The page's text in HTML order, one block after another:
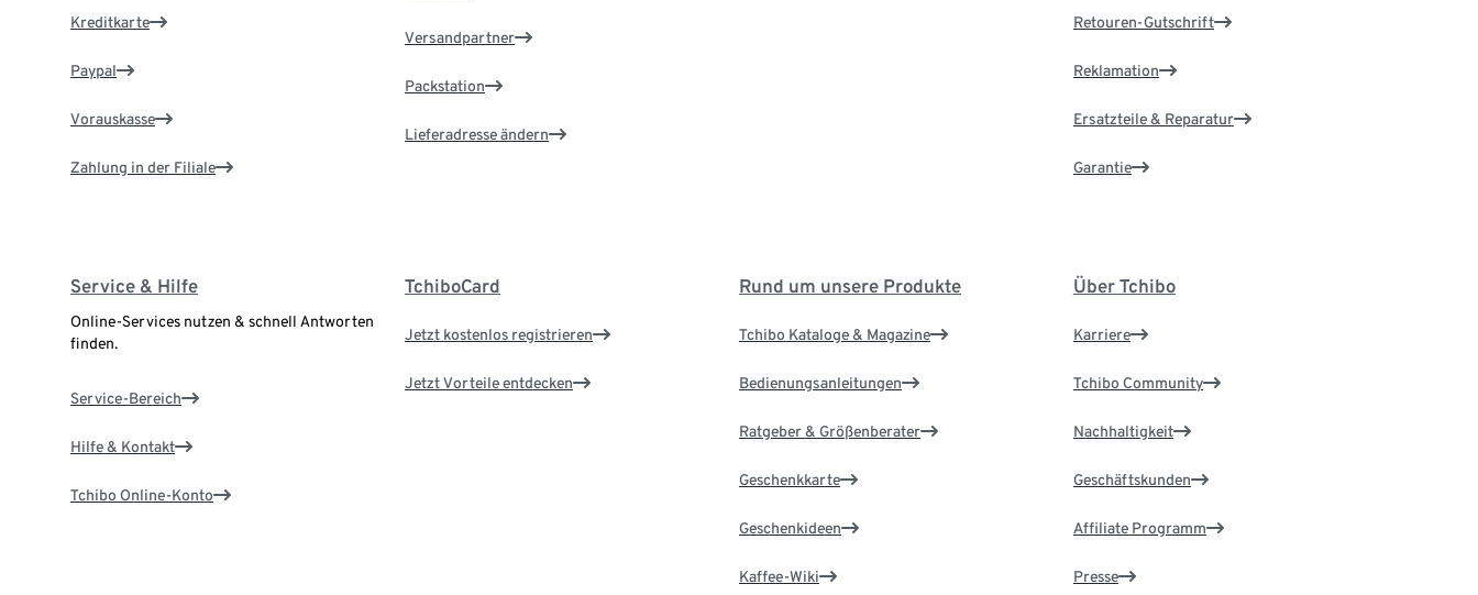
Kreditkarte
Paypal
Vorauskasse
Zahlung in der Filiale
Versandpartner
Packstation
Lieferadresse ändern
Retouren-Gutschrift
Reklamation
Ersatzteile & Reparatur
Garantie
Service & Hilfe
Online-Services nutzen & schnell Antworten
finden.
Service-Bereich
Hilfe & Kontakt
Tchibo Online-Konto
TchiboCard
Jetzt kostenlos registrieren
Jetzt Vorteile entdecken
Rund um unsere Produkte
Tchibo Kataloge & Magazine
Bedienungsanleitungen
Ratgeber & Größenberater
Geschenkkarte
Geschenkideen
Kaffee-Wiki
Über Tchibo
Karriere
Tchibo Community
Nachhaltigkeit
Geschäftskunden
Affiliate Programm
Presse